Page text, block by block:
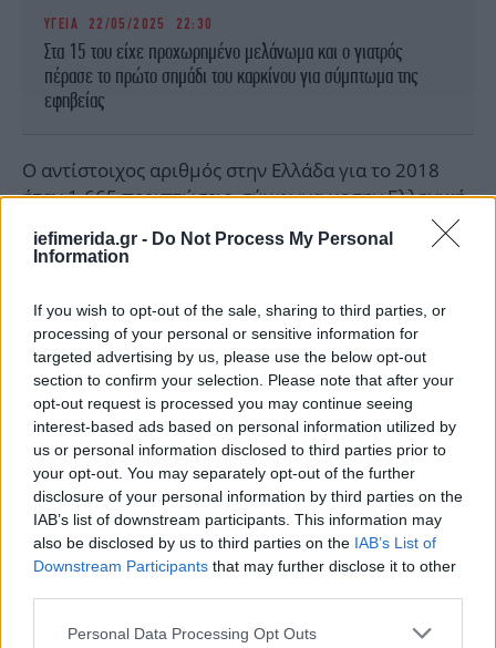
iefimerida.gr - Do Not Process My Personal
Information
If you wish to opt-out of the sale, sharing to third parties, or
processing of your personal or sensitive information for
targeted advertising by us, please use the below opt-out
section to confirm your selection. Please note that after your
opt-out request is processed you may continue seeing
interest-based ads based on personal information utilized by
us or personal information disclosed to third parties prior to
your opt-out. You may separately opt-out of the further
disclosure of your personal information by third parties on the
IAB’s list of downstream participants. This information may
also be disclosed by us to third parties on the IAB’s List of
Downstream Participants that may further disclose it to other
Please note that this website/app uses one or more Google
Personal Data Processing Opt Outs
ΥΓΕΙΑ 22/05/2025 22:30
Στα 15 του είχε προχωρημένο μελάνωμα και ο γιατρός
πέρασε το πρώτο σημάδι του καρκίνου για σύμπτωμα της
εφηβείας
Ο αντίστοιχος αριθμός στην Ελλάδα για το 2018
ήταν 1.665 περιπτώσεις, σύμφωνα με την Ελληνική
κατέληξαν.